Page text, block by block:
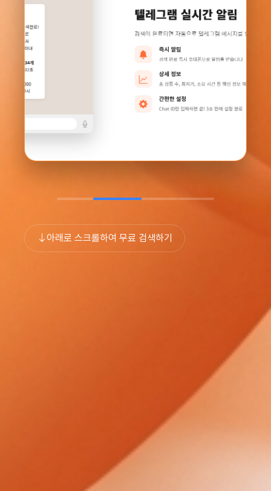
아래로 스크롤하여 무료 검색하기